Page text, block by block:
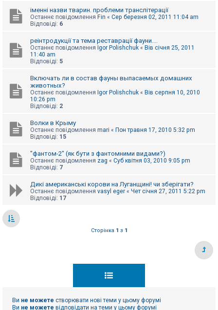
іменні назви тварин. проблеми транслітерації
Останнє повідомлення Fin « Сер березня 02, 2011 11:04 am
Відповіді: 6
реінтродукції та тема реставрації фауни....
Останнє повідомлення Igor Polishchuk « Вів січня 25, 2011
11:40 am
Відповіді: 5
Включать ли в состав фауны выпасаемых домашних
животных?
Останнє повідомлення Igor Polishchuk « Вів серпня 10, 2010
10:26 pm
Відповіді: 2
Волки в Крыму
Останнє повідомлення mari « Пон травня 17, 2010 5:32 pm
Відповіді: 15
"фантом-2" (як бути з фантомними видами?)
Останнє повідомлення zag « Суб квітня 03, 2010 9:05 pm
Відповіді: 7
Дикі американські корови на Луганщині! чи зберігати?
Останнє повідомлення vasyl eger « Чет січня 27, 2011 5:22 pm
Відповіді: 17
Сторінка 1 з 1
Ви не можете створювати нові теми у цьому форумі
Ви не можете відповідати на теми у цьому форумі